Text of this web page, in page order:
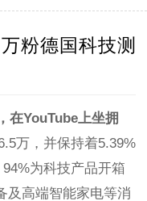
粉德国科技测
在YouTube上坐拥
万，并保持着5.39%
为科技产品开箱
及高端智能家电等消